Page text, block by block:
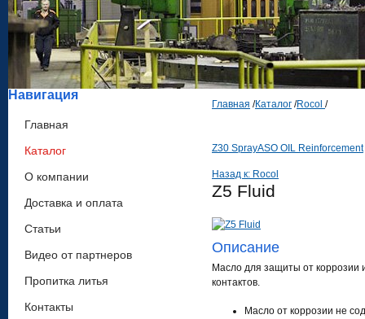
Навигация
Главная
Каталог
О компании
Доставка и оплата
Статьи
Видео от партнеров
Пропитка литья
Контакты
Главная /Каталог /Rocol /
Z30 SprayASO OIL Reinforcement
Назад к: Rocol
Z5 Fluid
Описание
Масло для защиты от коррозии
контактов.
Масло от коррозии не